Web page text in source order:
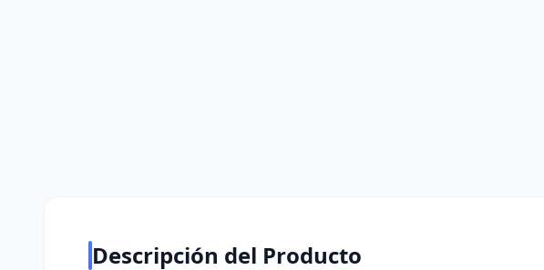
Descripción del Producto